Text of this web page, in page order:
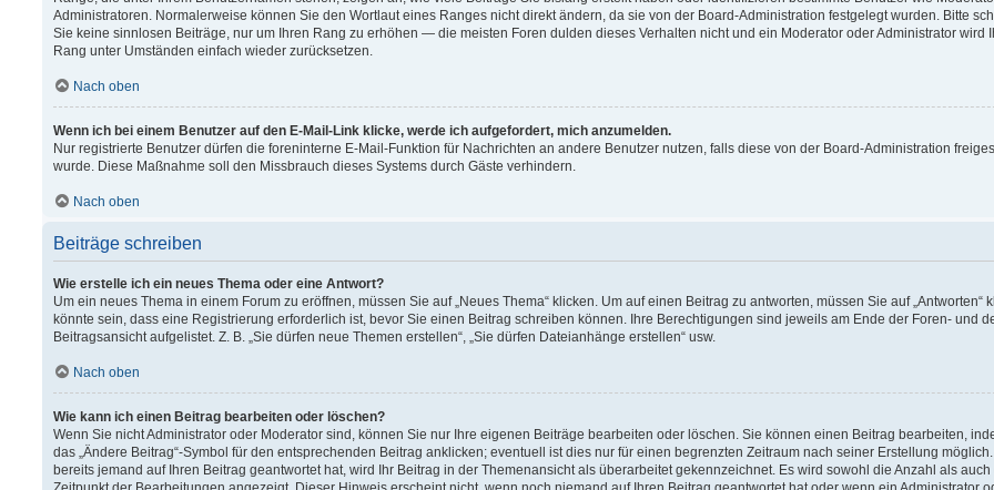
Administratoren. Normalerweise können Sie den Wortlaut eines Ranges nicht direkt ändern, da sie von der Board-Administration festgelegt wurden. Bitte
Sie keine sinnlosen Beiträge, nur um Ihren Rang zu erhöhen — die meisten Foren dulden dieses Verhalten nicht und ein Moderator oder Administrator wird
Rang unter Umständen einfach wieder zurücksetzen.
Nach oben
Wenn ich bei einem Benutzer auf den E-Mail-Link klicke, werde ich aufgefordert, mich anzumelden.
Nur registrierte Benutzer dürfen die foreninterne E-Mail-Funktion für Nachrichten an andere Benutzer nutzen, falls diese von der Board-Administration
wurde. Diese Maßnahme soll den Missbrauch dieses Systems durch Gäste verhindern.
Nach oben
Beiträge schreiben
Wie erstelle ich ein neues Thema oder eine Antwort?
Um ein neues Thema in einem Forum zu eröffnen, müssen Sie auf „Neues Thema“ klicken. Um auf einen Beitrag zu antworten, müssen Sie auf „Antworten“
könnte sein, dass eine Registrierung erforderlich ist, bevor Sie einen Beitrag schreiben können. Ihre Berechtigungen sind jeweils am Ende der Foren- und
Beitragsansicht aufgelistet. Z. B. „Sie dürfen neue Themen erstellen“, „Sie dürfen Dateianhänge erstellen“ usw.
Nach oben
Wie kann ich einen Beitrag bearbeiten oder löschen?
Wenn Sie nicht Administrator oder Moderator sind, können Sie nur Ihre eigenen Beiträge bearbeiten oder löschen. Sie können einen Beitrag bearbeiten,
das „Ändere Beitrag“-Symbol für den entsprechenden Beitrag anklicken; eventuell ist dies nur für einen begrenzten Zeitraum nach seiner Erstellung
bereits jemand auf Ihren Beitrag geantwortet hat, wird Ihr Beitrag in der Themenansicht als überarbeitet gekennzeichnet. Es wird sowohl die Anzahl als auch